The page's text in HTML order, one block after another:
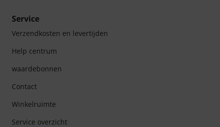
Service
Verzendkosten en levertijden
Help centrum
waardebonnen
Contact
Winkelruimte
Service overzicht